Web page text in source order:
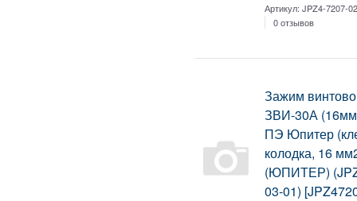
Артикул:JPZ4-7207-
0 отзывов
Зажим
ЗВИ-30А
ПЭ Юпитер
колодка, 16
(ЮПИТЕР)
03-01)